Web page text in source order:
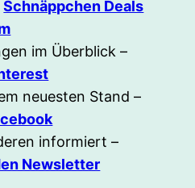
Schnäppchen Deals
im Überblick –
neuesten Stand –
informiert –
Newsletter